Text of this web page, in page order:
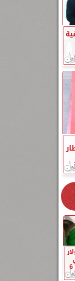
مصر اليوم الخميس 6